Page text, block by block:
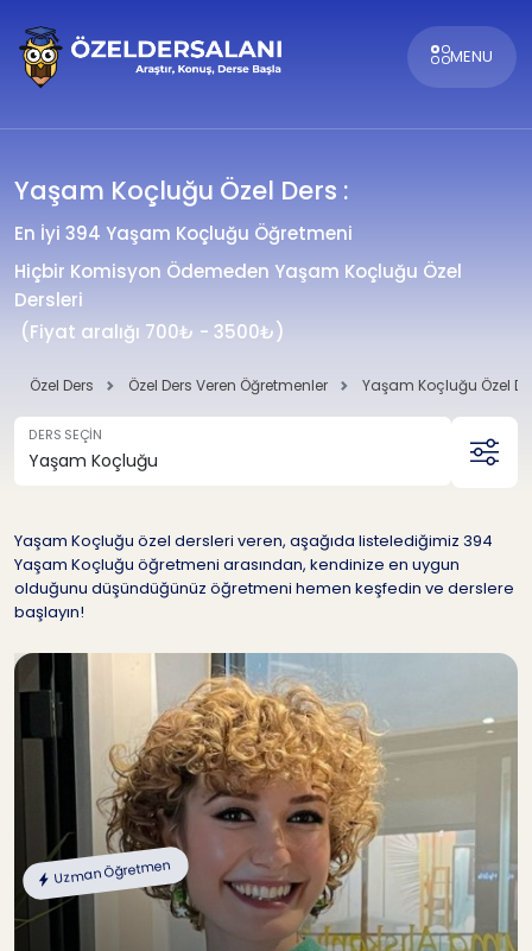
MENU
Yaşam Koçluğu Özel Ders :
En İyi 394 Yaşam Koçluğu Öğretmeni
Hiçbir Komisyon Ödemeden Yaşam Koçluğu Özel
Dersleri
(Fiyat aralığı 700₺ - 3500₺)
Özel Ders Özel Ders Veren Öğretmenler Yaşam Koçluğu Özel
DERS SEÇİN
Yaşam Koçluğu özel dersleri veren, aşağıda listelediğimiz 394
Yaşam Koçluğu öğretmeni arasından, kendinize en uygun
olduğunu düşündüğünüz öğretmeni hemen keşfedin ve derslere
başlayın!
Uzman Öğretmen